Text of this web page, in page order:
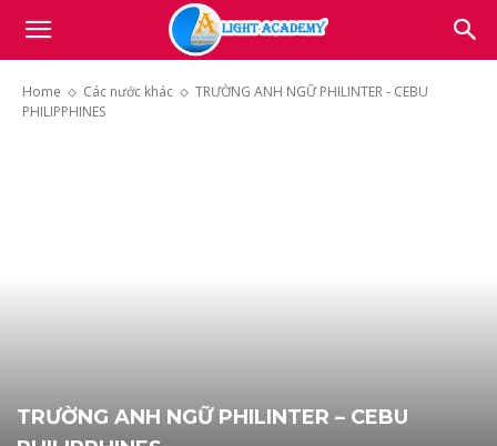
Light
Home Các nước khác
TRƯỜNG ANH NGỮ PHILINTER - CEBU
PHILIPPHINES
TRƯỜNG ANH NGỮ PHILINTER – CEBU